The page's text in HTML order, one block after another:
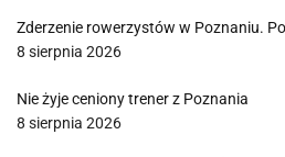
Zderzenie rowerzystów w Poznaniu.
8 sierpnia 2026
Nie żyje ceniony trener z Poznania
8 sierpnia 2026